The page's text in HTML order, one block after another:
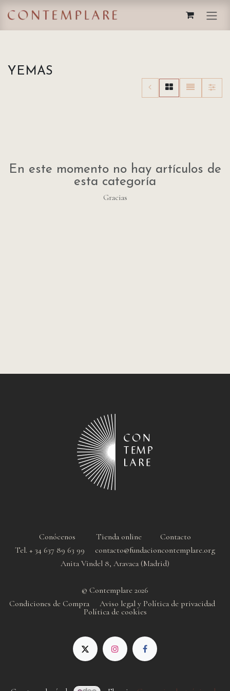
YEMAS
En este momento no hay artículos de
esta categoría
Gracias
Conócenos Tienda online
Contacto
Tel. + 34 637 89 63 99 contacto@fundacioncontemplare.org
Anita Vindel 8, Aravaca (Madrid)
© Contemplare 2026
Condiciones de Compra
Aviso legal y Política de privacidad
Política de cookies